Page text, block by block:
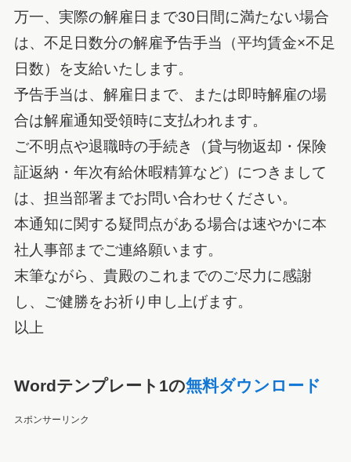
万一、実際の解雇日まで30日間に満たない場合
は、不足日数分の解雇予告手当（平均賃金×不足
日数）を支給いたします。
予告手当は、解雇日まで、または即時解雇の場
合は解雇通知受領時に支払われます。
ご不明点や退職時の手続き（貸与物返却・保険
証返納・年次有給休暇精算など）につきまして
は、担当部署までお問い合わせください。
本通知に関する疑問点がある場合は速やかに本
社人事部までご連絡願います。
末筆ながら、貴殿のこれまでのご尽力に感謝
し、ご健勝をお祈り申し上げます。
以上
Wordテンプレート1の無料ダウンロード
スポンサーリンク